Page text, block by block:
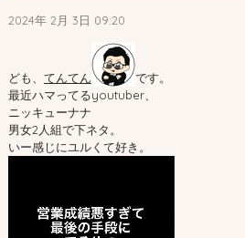
2024年 2月 3日 09:20
ども、 てんてん
です。
最近ハマってるyoutuber、
ニッキューナナ
男女2人組で下ネタ。
いー感じにユルくて好き。